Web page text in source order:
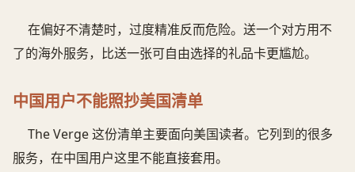
在偏好不清楚时，过度精准反而危险。送一个对方用不
了的海外服务，比送一张可自由选择的礼品卡更尴尬。
中国用户不能照抄美国清单
The Verge 这份清单主要面向美国读者。它列到的很多
服务，在中国用户这里不能直接套用。